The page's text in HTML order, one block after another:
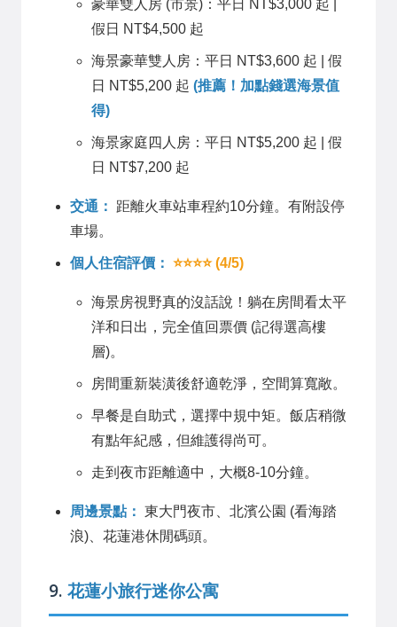
豪華雙人房 (市景)：平日 NT$3,000 起 |
假日 NT$4,500 起
海景豪華雙人房：平日 NT$3,600 起 | 假
日 NT$5,200 起 (推薦！加點錢選海景值
得)
海景家庭四人房：平日 NT$5,200 起 | 假
日 NT$7,200 起
交通：
距離火車站車程約10分鐘。有附設停
車場。
個人住宿評價： ⭐⭐⭐⭐ (4/5)
海景房視野真的沒話說！躺在房間看太平
洋和日出，完全值回票價 (記得選高樓
層)。
房間重新裝潢後舒適乾淨，空間算寬敞。
早餐是自助式，選擇中規中矩。飯店稍微
有點年紀感，但維護得尚可。
走到夜市距離適中，大概8-10分鐘。
周邊景點： 東大門夜市、北濱公園 (看海踏
浪)、花蓮港休閒碼頭。
9. 花蓮小旅行迷你公寓